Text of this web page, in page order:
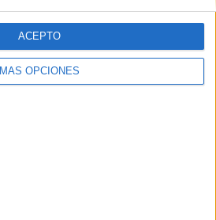
MÁS OPCIONES
ACEPTO